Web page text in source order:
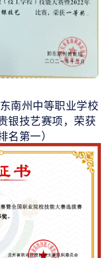
南州中等职业学校
银技艺赛项，荣获
名第一）